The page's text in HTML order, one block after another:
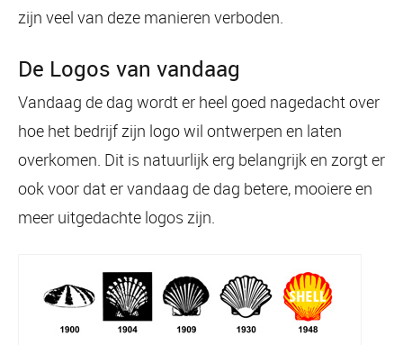
zijn veel van deze manieren verboden.
De Logos van vandaag
Vandaag de dag wordt er heel goed nagedacht over
hoe het bedrijf zijn logo wil ontwerpen en laten
overkomen. Dit is natuurlijk erg belangrijk en zorgt er
ook voor dat er vandaag de dag betere, mooiere en
meer uitgedachte logos zijn.